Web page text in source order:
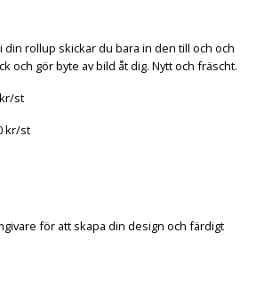
din rollup skickar du bara in den till och och
och gör byte av bild åt dig. Nytt och fräscht.
st
kr/st
för att skapa din design och färdigt